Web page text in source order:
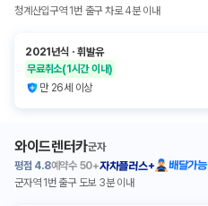
청계산입구역 1번 출구 차로 4분 이내
2021년식 ㆍ휘발유
무료취소(1시간 이내)
만 26세 이상
와이드렌터카군자
평점 4.8예약수 50+자차플러스+ 배달가능
군자역 1번 출구 도보 3분 이내